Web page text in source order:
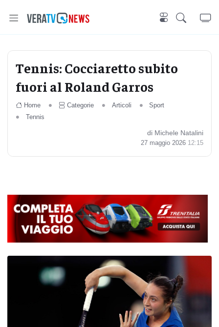
Tennis: Cocciaretto subito
fuori al Roland Garros
Home Categorie Articoli
Sport
Tennis
di Michele Natalini
27 maggio 2026 12:15